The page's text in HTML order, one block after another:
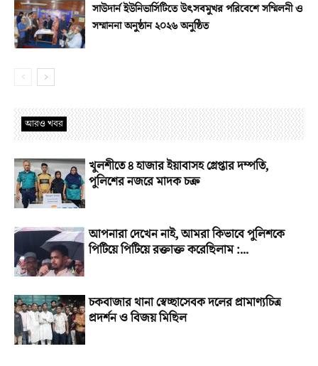
সাউদার্ন ইউনিভার্সিটিতে উৎসবমুখর পরিবেশে সম্মিলনী ও
সম্মাননা অনুষ্ঠান ২০২৬ অনুষ্ঠিত
আরও খবর
খুলশীতে ৪ হাজার ইয়াবাসহ গ্রেপ্তার দম্পতি,
পুলিশের নজরে মাদক চক্র
আপনারা দেখেন নাই, আমরা কিভাবে পুলিশকে
পিটিয়ে পিটিয়ে রক্তাক্ত করেছিলাম :...
চকবাজার থানা স্বেচ্ছাসেবক দলের প্রামাণ্যচিত্র
প্রদর্শন ও বিজয় মিছিল